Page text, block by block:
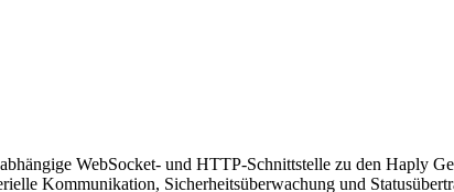
WebSocket- und HTTP-Schnittstelle zu den Haply
Kommunikation, Sicherheitsüberwachung und